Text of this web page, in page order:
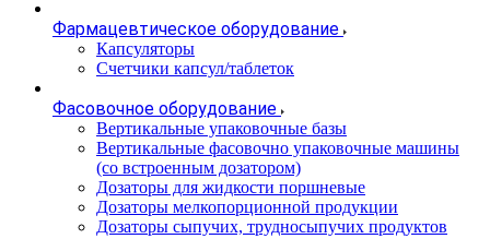
Фармацевтическое оборудование
Капсуляторы
Счетчики капсул/таблеток
Фасовочноe оборудование
Вертикальные упаковочные базы
Вертикальные фасовочно упаковочные машины
(со встроенным дозатором)
Дозаторы для жидкости поршневые
Дозаторы мелкопорционной продукции
Дозаторы сыпучих, трудносыпучих продуктов